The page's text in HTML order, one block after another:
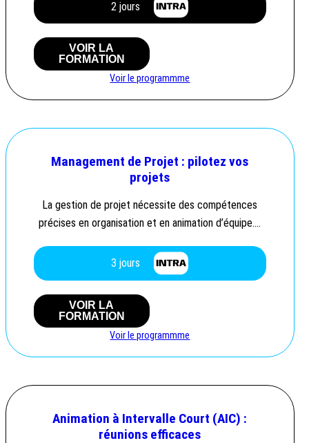
2 jours
VOIR LA
FORMATION
Voir le programmme
Management de Projet : pilotez vos
projets
La gestion de projet nécessite des compétences
précises en organisation et en animation d’équipe….
3 jours
VOIR LA
FORMATION
Voir le programmme
Animation à Intervalle Court (AIC) :
réunions efficaces